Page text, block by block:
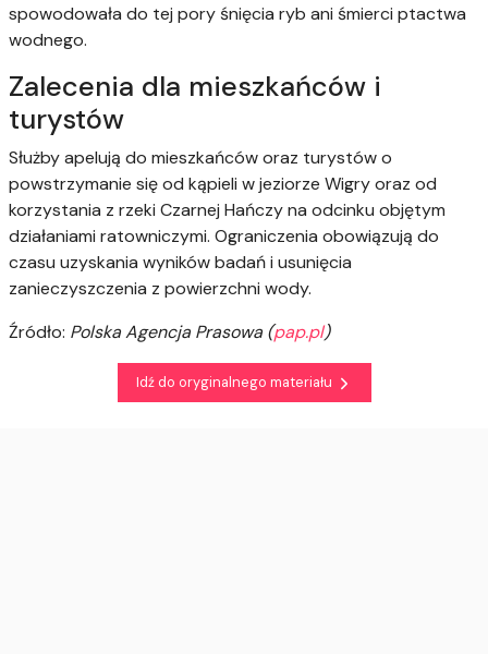
spowodowała do tej pory śnięcia ryb ani śmierci ptactwa
wodnego.
Zalecenia dla mieszkańców i
turystów
Służby apelują do mieszkańców oraz turystów o
powstrzymanie się od kąpieli w jeziorze Wigry oraz od
korzystania z rzeki Czarnej Hańczy na odcinku objętym
działaniami ratowniczymi. Ograniczenia obowiązują do
czasu uzyskania wyników badań i usunięcia
zanieczyszczenia z powierzchni wody.
Źródło: Polska Agencja Prasowa (pap.pl)
Idź do oryginalnego materiału